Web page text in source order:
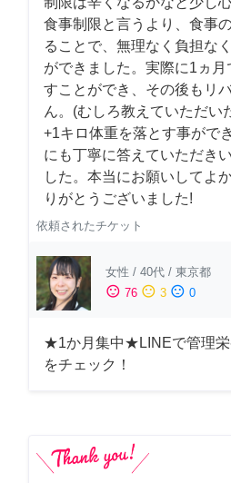
食事制限と言うより、食事
ることで、無理なく負担な
ができました。実際に1ヵ月
すことができ、その後もリ
ん。(むしろ教えていただい
+1キロ体重を落とす事がで
にも丁寧に答えていただき
した。本当にお願いしてよ
りがとうございました!
依頼されたチケット
女性 / 40代 / 東京都
sentiment_satisfied 76 sentiment_neutral 3 sentiment_dissatisfied 0
★1か月集中★LINEで管理栄
をチェック！